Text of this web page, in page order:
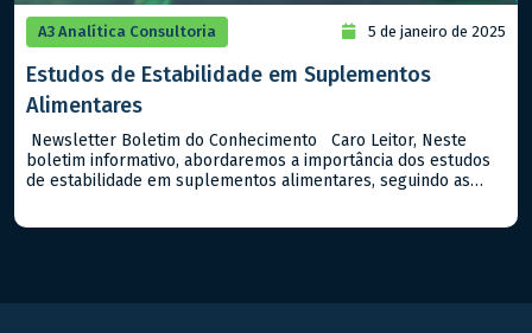
A3 Analítica Consultoria 5 de janeiro de 2025
Estudos de Estabilidade em Suplementos
Alimentares
Newsletter Boletim do Conhecimento Caro Leitor, Neste
boletim informativo, abordaremos a importância dos estudos
de estabilidade em suplementos alimentares, seguindo as